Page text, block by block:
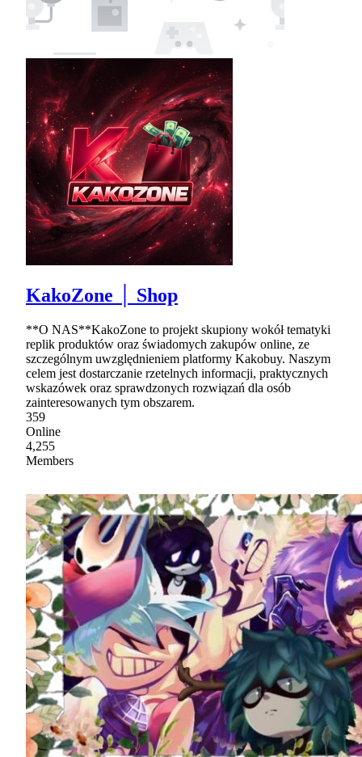
KakoZone │ Shop
**O NAS**KakoZone to projekt skupiony wokół tematyki
replik produktów oraz świadomych zakupów online, ze
szczególnym uwzględnieniem platformy Kakobuy. Naszym
celem jest dostarczanie rzetelnych informacji, praktycznych
wskazówek oraz sprawdzonych rozwiązań dla osób
zainteresowanych tym obszarem.
359
Online
4,255
Members